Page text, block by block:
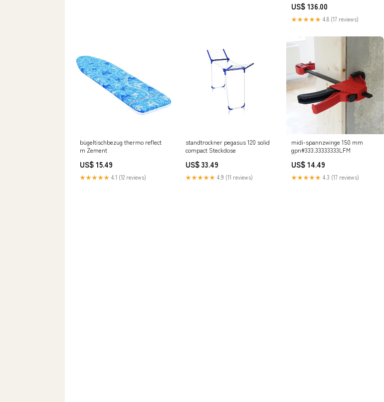
US$ 136.00
★★★★★ 4.8 (17 reviews)
bügeltischbezug thermo reflect
m Zement
US$ 15.49
★★★★★ 4.1 (12 reviews)
standtrockner pegasus 120 solid
compact Steckdose
US$ 33.49
★★★★★ 4.9 (11 reviews)
midi-spannzwinge 150 mm
gpn#333.33333333LFM
US$ 14.49
★★★★★ 4.3 (17 reviews)